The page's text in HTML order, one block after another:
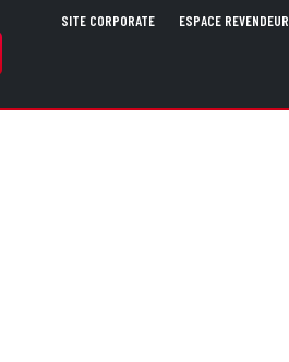
SITE CORPORATE ESPACE REVENDEUR